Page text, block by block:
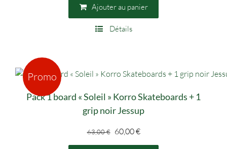
Ajouter au panier
Détails
Promo
Pack 1 board « Soleil » Korro Skateboards + 1
grip noir Jessup
63,00€ Le
prix
60,00€Le
prix